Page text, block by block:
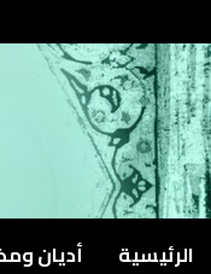
الرئيسية أديان